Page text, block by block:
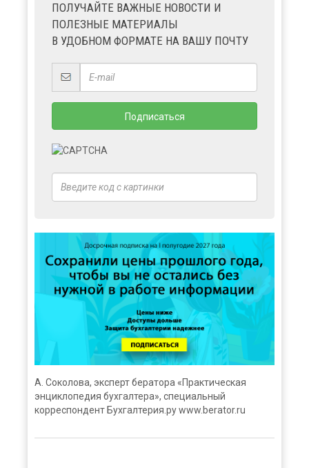
ПОЛУЧАЙТЕ ВАЖНЫЕ НОВОСТИ И
ПОЛЕЗНЫЕ МАТЕРИАЛЫ
В УДОБНОМ ФОРМАТЕ НА ВАШУ ПОЧТУ
А. Соколова, эксперт бератора «Практическая
энциклопедия бухгалтера», специальный
корреспондент Бухгалтерия.ру www.berator.ru